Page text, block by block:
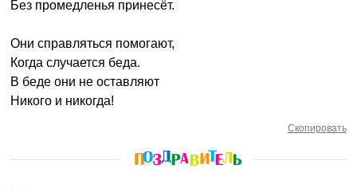
Без промедленья принесёт.
Они справляться помогают,
Когда случается беда.
В беде они не оставляют
Никого и никогда!
Скопировать